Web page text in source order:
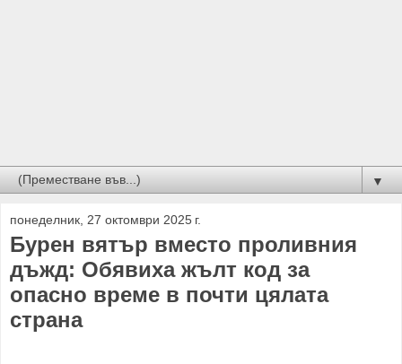
▼
понеделник, 27 октомври 2025 г.
Бурен вятър вместо проливния
дъжд: Обявиха жълт код за
опасно време в почти цялата
страна